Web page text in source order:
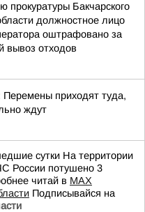
прокуратуры Бакчарского
должностное лицо
оштрафовано за
вывоз отходов
приходят туда,
ждут
сутки На территории
России потушено 3
читай в МАХ
Подписывайся на